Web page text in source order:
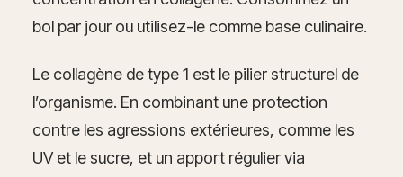
bol par jour ou utilisez-le comme base culinaire.
Le collagène de type 1 est le pilier structurel de
l’organisme. En combinant une protection
contre les agressions extérieures, comme les
UV et le sucre, et un apport régulier via